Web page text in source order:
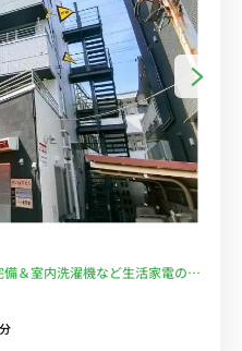
＆室内洗濯機など生活家電のあ
Fi格安レンタル中！